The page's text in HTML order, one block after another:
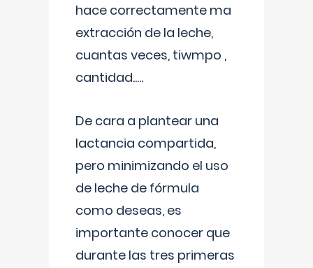
hace correctamente ma
extracción de la leche,
cuantas veces, tiwmpo ,
cantidad.....
De cara a plantear una
lactancia compartida,
pero minimizando el uso
de leche de fórmula
como deseas, es
importante conocer que
durante las tres primeras